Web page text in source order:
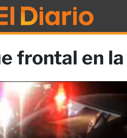
frontal en